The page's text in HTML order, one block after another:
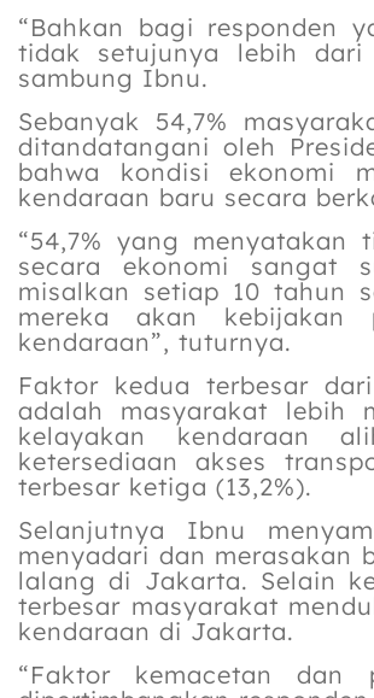
“Bahkan bagi responden
tidak setujunya lebih
sambung Ibnu.
Sebanyak 54,7%
ditandatangani oleh
bahwa kondisi ekonomi
kendaraan baru secara
“54,7% yang menyatakan
secara ekonomi sangat
misalkan setiap 10 tahun
mereka akan kebijakan
kendaraan”, tuturnya.
Faktor kedua terbesar
adalah masyarakat lebih
kelayakan kendaraan
ketersediaan akses
terbesar ketiga (13,2%).
Selanjutnya Ibnu
menyadari dan merasakan
lalang di Jakarta. Selain
terbesar masyarakat
kendaraan di Jakarta.
“Faktor kemacetan